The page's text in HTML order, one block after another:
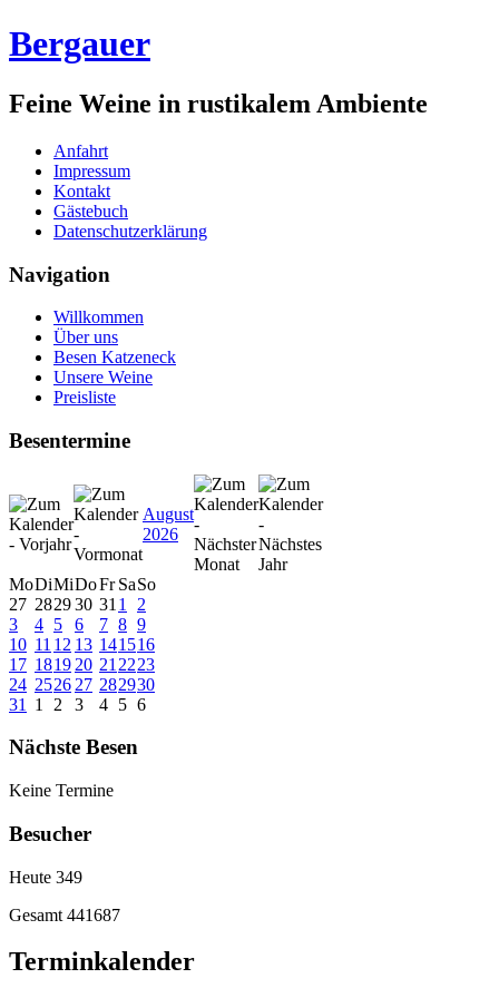
Bergauer
Feine Weine in rustikalem Ambiente
Anfahrt
Impressum
Kontakt
Gästebuch
Datenschutzerklärung
Navigation
Willkommen
Über uns
Besen Katzeneck
Unsere Weine
Preisliste
Besentermine
August
2026
MoDiMiDoFr SaSo
27 282930 31 1
2
3
4 5 6 7 8 9
10 11 12 13 141516
17 1819 20 21 2223
24 2526 27 282930
31
1 2 3 4 5 6
Nächste Besen
Keine Termine
Besucher
Heute 349
Gesamt 441687
Terminkalender